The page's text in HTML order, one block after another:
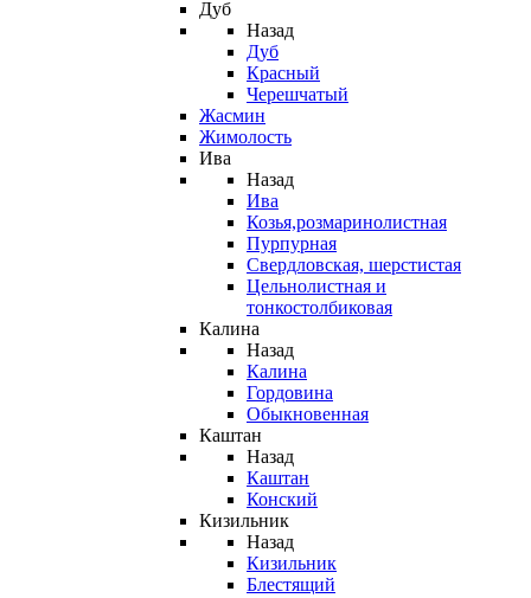
Дуб
Назад
Дуб
Красный
Черешчатый
Жасмин
Жимолость
Ива
Назад
Ива
Козья,розмаринолистная
Пурпурная
Свердловская, шерстистая
Цельнолистная и
тонкостолбиковая
Калина
Назад
Калина
Гордовина
Обыкновенная
Каштан
Назад
Каштан
Конский
Кизильник
Назад
Кизильник
Блестящий